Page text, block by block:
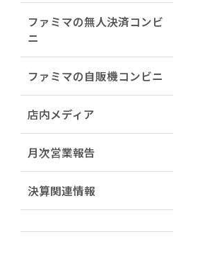
ファミマの無人決済コンビ
ニ
ファミマの自販機コンビニ
店内メディア
月次営業報告
決算関連情報